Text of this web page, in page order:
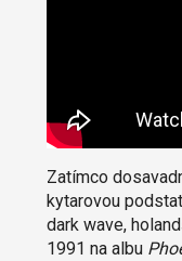
Zatímco
kytarovou
dark wave,
1991 na albu